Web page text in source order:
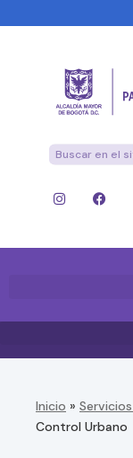
Inicio »
Control Urbano